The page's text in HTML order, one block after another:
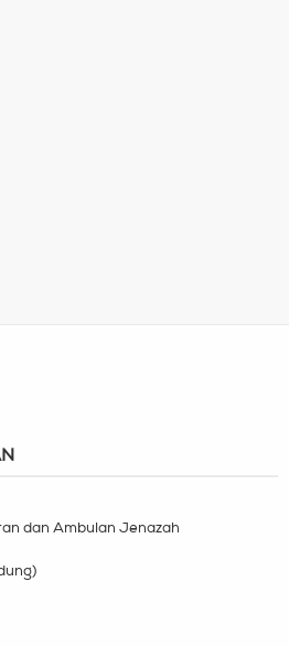
dan Ambulan Jenazah